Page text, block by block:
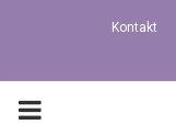
Kontakt
PRIMARY